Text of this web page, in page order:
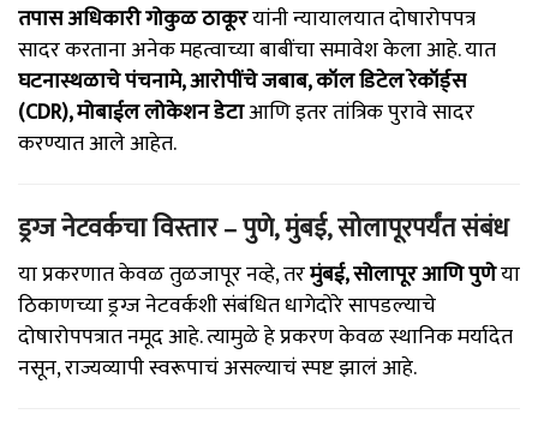
तपास अधिकारी गोकुळ ठाकूरयांनी न्यायालयात दोषारोपपत्र
सादर करताना अनेक महत्वाच्या बाबींचा समावेश केला आहे. यात
घटनास्थळाचे पंचनामे, आरोपींचे जबाब, कॉल डिटेल रेकॉर्ड्स
(CDR), मोबाईल लोकेशन डेटाआणि इतर तांत्रिक पुरावे सादर
करण्यात आले आहेत.
ड्रग्ज नेटवर्कचा विस्तार – पुणे, मुंबई, सोलापूरपर्यंत संबंध
या प्रकरणात केवळ तुळजापूर नव्हे, तरमुंबई, सोलापूर आणि पुणेया
ठिकाणच्या ड्रग्ज नेटवर्कशी संबंधित धागेदोरे सापडल्याचे
दोषारोपपत्रात नमूद आहे. त्यामुळे हे प्रकरण केवळ स्थानिक मर्यादेत
नसून, राज्यव्यापी स्वरूपाचं असल्याचं स्पष्ट झालं आहे.